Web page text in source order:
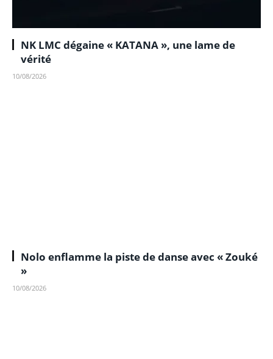
NK LMC dégaine « KATANA », une lame de
vérité
10/08/2026
Nolo enflamme la piste de danse avec « Zouké
»
10/08/2026